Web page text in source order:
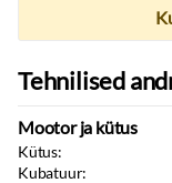
Tehnilised
Mootor ja kütus
Kütus:
Kubatuur: